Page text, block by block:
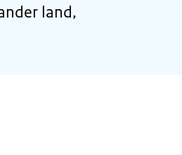
land,